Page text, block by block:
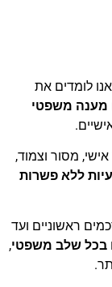
לומדים את
מענה משפטי
מסור וצמוד,
ללא פשרות
ראשוניים ועד
בכל שלב משפטי,